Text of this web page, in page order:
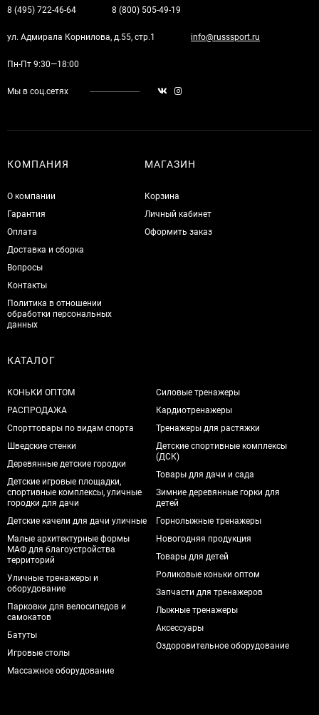
8 (495) 722-46-64 8 (800) 505-49-19
ул. Адмирала Корнилова, д.55, стр.1 info@russsport.ru
Пн-Пт 9:30—18:00
Мы в соц.сетях
КОМПАНИЯ
О компании
Гарантия
Оплата
Доставка и сборка
Вопросы
Контакты
Политика в отношении
обработки персональных
данных
МАГАЗИН
Корзина
Личный кабинет
Оформить заказ
КАТАЛОГ
КОНЬКИ ОПТОМ
РАСПРОДАЖА
Спорттовары по видам спорта
Шведские стенки
Деревянные детские городки
Детские игровые площадки,
спортивные комплексы, уличные
городки для дачи
Детские качели для дачи уличные
Малые архитектурные формы
МАФ для благоустройства
территорий
Уличные тренажеры и
оборудование
Парковки для велосипедов и
самокатов
Батуты
Игровые столы
Массажное оборудование
Силовые тренажеры
Кардиотренажеры
Тренажеры для растяжки
Детские спортивные комплексы
(ДСК)
Товары для дачи и сада
Зимние деревянные горки для
детей
Горнолыжные тренажеры
Новогодняя продукция
Товары для детей
Роликовые коньки оптом
Запчасти для тренажеров
Лыжные тренажеры
Аксессуары
Оздоровительное оборудование